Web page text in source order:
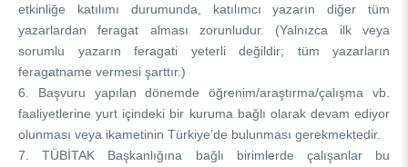
etkinliğe katılımı durumunda, katılımcı yazarın diğer tüm
yazarlardan feragat alması zorunludur. (Yalnızca ilk veya
sorumlu yazarın feragati yeterli değildir; tüm yazarların
feragatname vermesi şarttır.)
6. Başvuru yapılan dönemde öğrenim/araştırma/çalışma vb.
faaliyetlerine yurt içindeki bir kuruma bağlı olarak devam ediyor
olunması veya ikametinin Türkiye’de bulunması gerekmektedir.
7. TÜBİTAK Başkanlığına bağlı birimlerde çalışanlar bu